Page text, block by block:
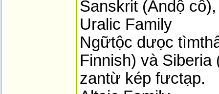
Sanskrit (Ấndộ
Uralic Family
Ngữtộc dưọc
Finnish) và
zantừ kép fưctạp.